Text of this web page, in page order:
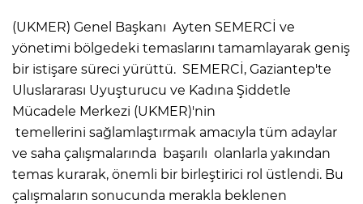
(UKMER) Genel Başkanı Ayten SEMERCİ ve
yönetimi bölgedeki temaslarını tamamlayarak geniş
bir istişare süreci yürüttü. SEMERCİ, Gaziantep'te
Uluslararası Uyuşturucu ve Kadına Şiddetle
Mücadele Merkezi (UKMER)'nin
temellerini sağlamlaştırmak amacıyla tüm adaylar
ve saha çalışmalarında başarılı olanlarla yakından
temas kurarak, önemli bir birleştirici rol üstlendi. Bu
çalışmaların sonucunda merakla beklenen